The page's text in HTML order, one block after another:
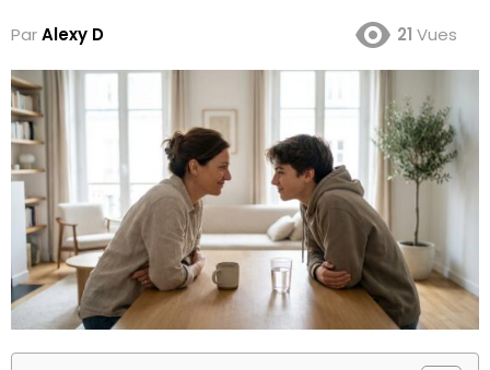
ParAlexy D 21 Vues